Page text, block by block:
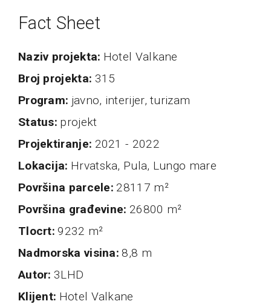
Fact Sheet
naziv projekta Hotel Valkane
broj projekta 315
program javno, interijer, turizam
status projekt
projektiranje 2021 - 2022
Lokacija Hrvatska, Pula, Lungo mare
Površina parcele 28117 m²
Površina građevine 26800 m²
Tlocrt 9232 m²
nadmorska visina 8,8 m
autor 3LHD
klijent Hotel Valkane